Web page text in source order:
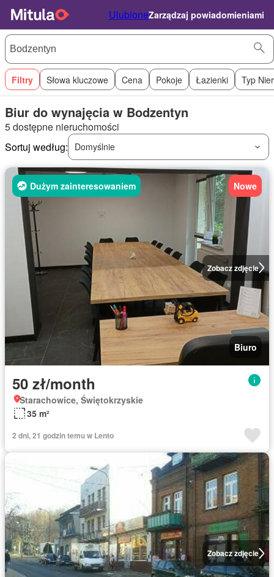
UlubioneZarządzaj powiadomieniami
Filtry Słowa kluczowe Cena Pokoje Łazienki Typ
Biur do wynajęcia w Bodzentyn
5 dostępne nieruchomości
Sortuj według:
Domyślnie
Zobacz zdjęcie
Dużym zainteresowaniem Nowe
Biuro
50 zł/month
Starachowice, Świętokrzyskie
35 m²
2 dni, 21 godzin temu w Lento
Zobacz zdjęcie